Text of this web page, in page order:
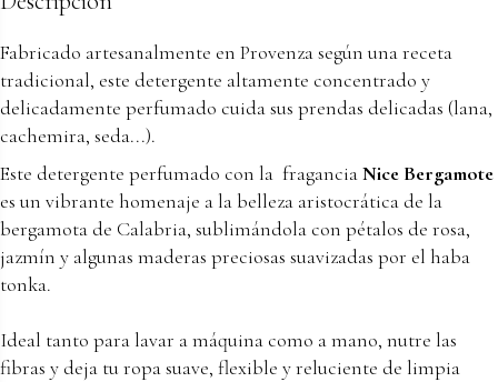
Fabricado artesanalmente en Provenza según una receta
tradicional, este detergente altamente concentrado y
delicadamente perfumado cuida sus prendas delicadas (lana,
cachemira, seda...).
Este detergente perfumado con la fraganciaNice Bergamote
es un vibrante homenaje a la belleza aristocrática de la
bergamota de Calabria, sublimándola con pétalos de rosa,
jazmín y algunas maderas preciosas suavizadas por el haba
tonka.
Ideal tanto para lavar a máquina como a mano, nutre las
fibras y deja tu ropa suave, flexible y reluciente de limpia